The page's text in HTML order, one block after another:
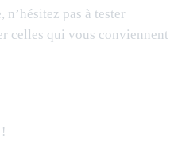
n’hésitez pas à tester
celles qui vous conviennent